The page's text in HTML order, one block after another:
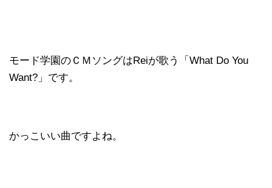
モード学園のＣＭソングはReiが歌う「What Do You
Want?」です。
かっこいい曲ですよね。